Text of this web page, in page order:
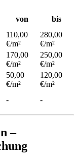
von bis
110,00
€/m²
280,00
€/m²
170,00
€/m²
250,00
€/m²
50,00
€/m²
120,00
€/m²
- -
–